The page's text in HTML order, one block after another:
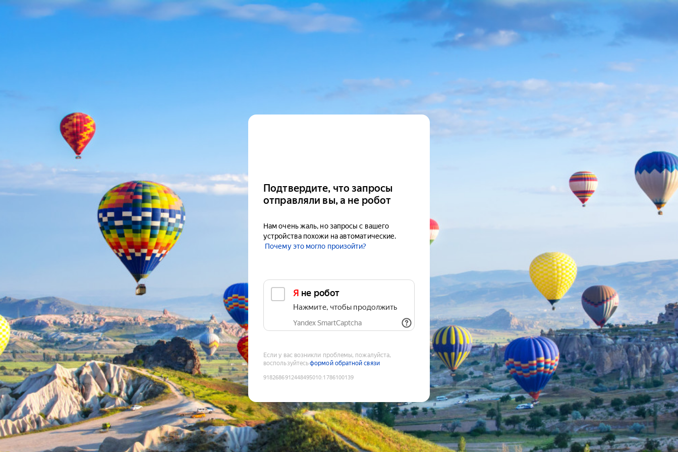
Подтвердите, что запросы
отправляли вы, а не робот
Нам очень жаль, но запросы с вашего
устройства похожи на автоматические.
Почему это могло произойти?
Я не робот
Нажмите, чтобы продолжить
Yandex SmartCaptcha
Если у вас возникли проблемы, пожалуйста,
воспользуйтесьформой обратной связи
9182686912448495010:1786100139